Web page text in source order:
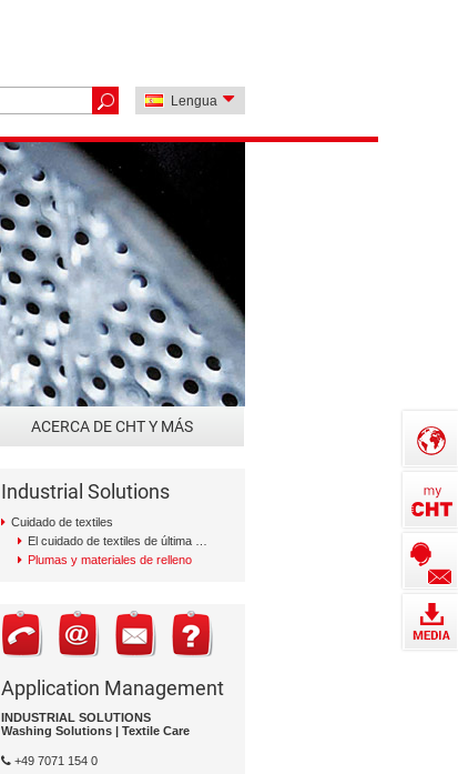
Lengua
ACERCA DE CHT Y MÁS
Industrial Solutions
Cuidado de textiles
El cuidado de textiles de última generación
Plumas y materiales de relleno
Application Management
INDUSTRIAL SOLUTIONS
Washing Solutions | Textile Care
+49 7071 154 0